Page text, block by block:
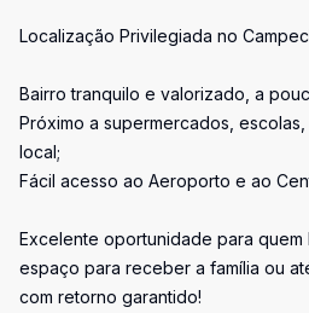
Localização Privilegiada no
Bairro tranquilo e valorizado, a
Próximo a supermercados,
local;
Fácil acesso ao Aeroporto e ao
Excelente oportunidade para quem
espaço para receber a família ou
com retorno garantido!